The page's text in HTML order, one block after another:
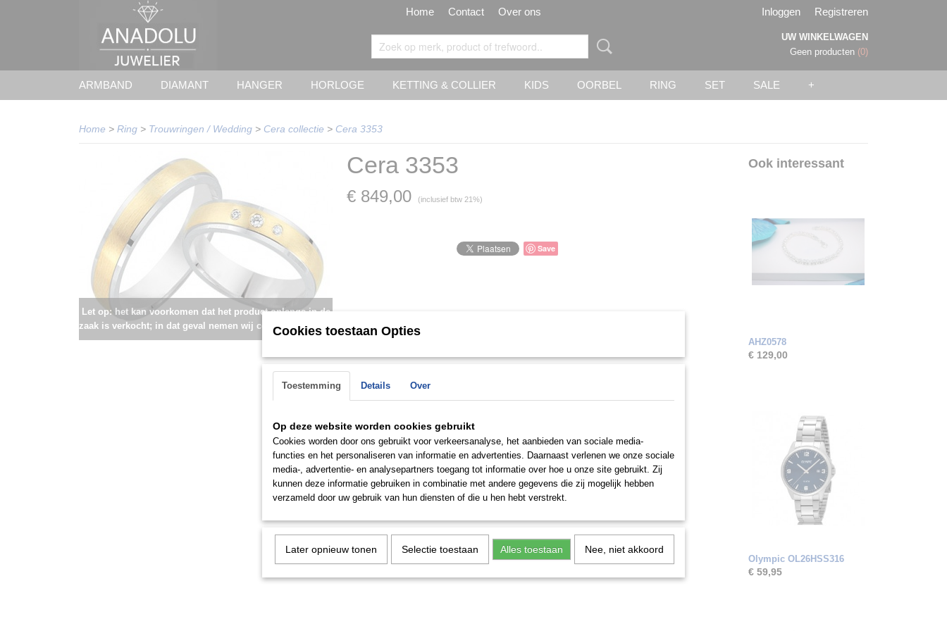
Home Contact Over ons Inloggen Registreren
UW WINKELWAGEN
Geen producten (0)
ARMBAND DIAMANT HANGER HORLOGE KETTING & COLLIER KIDS OORBEL RING SET SALE +
Home > Ring > Trouwringen / Wedding > Cera collectie > Cera 3353
Let op: het kan voorkomen dat het product onlangs in de
zaak is verkocht; in dat geval nemen wij contact met u op.
Cera 3353
€ 849,00 (inclusief btw 21%)
Save
Ook interessant
AHZ0578
€ 129,00
Olympic OL26HSS316
€ 59,95
Cookies toestaan Opties
Toestemming Details Over
Op deze website worden cookies gebruikt
Cookies worden door ons gebruikt voor verkeersanalyse, het aanbieden van sociale media-
functies en het personaliseren van informatie en advertenties. Daarnaast verlenen we onze sociale
media-, advertentie- en analysepartners toegang tot informatie over hoe u onze site gebruikt. Zij
kunnen deze informatie gebruiken in combinatie met andere gegevens die zij mogelijk hebben
verzameld door uw gebruik van hun diensten of die u hen hebt verstrekt.
Later opnieuw tonen Selectie toestaan Alles toestaan Nee, niet akkoord